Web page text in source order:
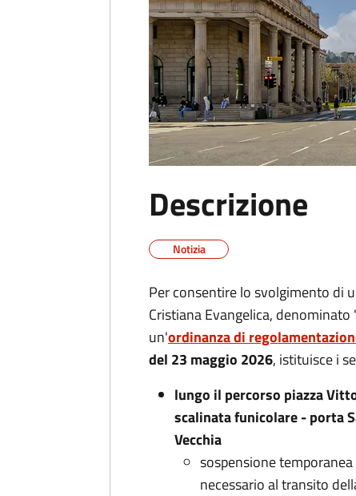
Descrizione
Notizia
Per consentire lo svolgimento di
Cristiana Evangelica,
un'ordinanza di
del 23 maggio 2026, istituisce i
lungo il percorso piazza
scalinata funicolare - porta
Vecchia
sospensione
necessario al transito